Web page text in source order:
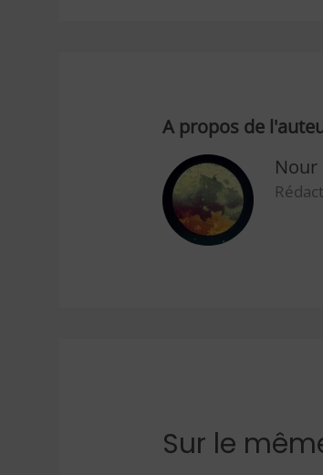
A propos de
Nour
Sur le